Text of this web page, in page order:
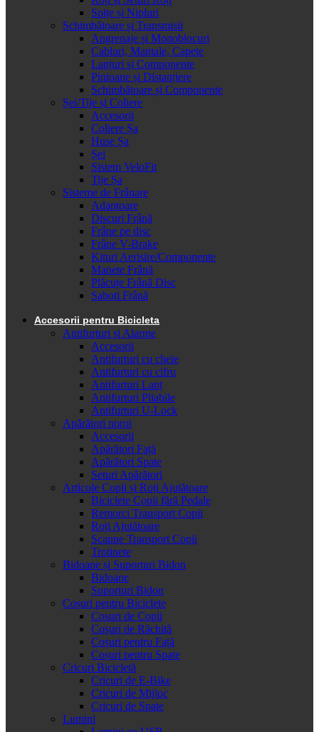
Spițe și Nipluri
Schimbătoare și Transmisii
Angrenaje și Monoblocuri
Cabluri, Mantale, Capete
Lanțuri și Componente
Pinioane și Distanțiere
Schimbătoare și Componente
Șei/Tije și Coliere
Accesorii
Coliere Șa
Huse Șa
Șei
Sistem VeloFit
Tije Șa
Sisteme de Frânare
Adaptoare
Discuri Frână
Frâne pe disc
Frâne V-Brake
Kituri Aerisire/Componente
Manete Frână
Plăcuțe Frână Disc
Saboti Frână
Accesorii pentru Bicicleta
Antifurturi și Alarme
Accesorii
Antifurturi cu cheie
Antifurturi cu cifru
Antifurturi Lanț
Antifurturi Pliabile
Antifurturi U-Lock
Apărători noroi
Accesorii
Apărători Față
Apărători Spate
Seturi Apărători
Articole Copii și Roți Ajutătoare
Biciclete Copii fără Pedale
Remorci Transport Copii
Roți Ajutătoare
Scaune Transport Copii
Trotinete
Bidoane și Suporturi Bidon
Bidoane
Suporturi Bidon
Coșuri pentru Biciclete
Cosuri de Copii
Coșuri de Răchită
Coșuri pentru Față
Coșuri pentru Spate
Cricuri Bicicletă
Cricuri de E-Bike
Cricuri de Mijloc
Cricuri de Spate
Lumini